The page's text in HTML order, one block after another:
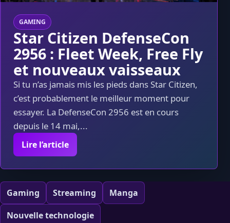
GAMING
Star Citizen DefenseCon
2956 : Fleet Week, Free Fly
et nouveaux vaisseaux
Si tu n’as jamais mis les pieds dans Star Citizen,
c’est probablement le meilleur moment pour
essayer. La DefenseCon 2956 est en cours
depuis le 14 mai,...
Lire l’article
Gaming Streaming
Manga
Nouvelle technologie